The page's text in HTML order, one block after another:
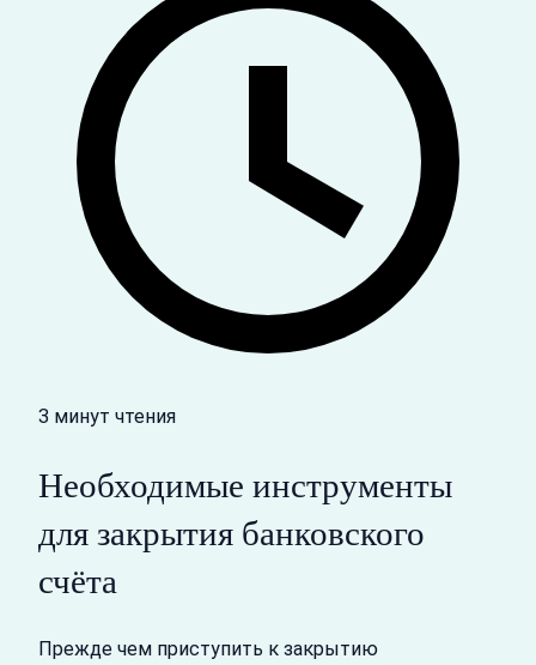
3 минут чтения
Необходимые инструменты
для закрытия банковского
счёта
Прежде чем приступить к закрытию